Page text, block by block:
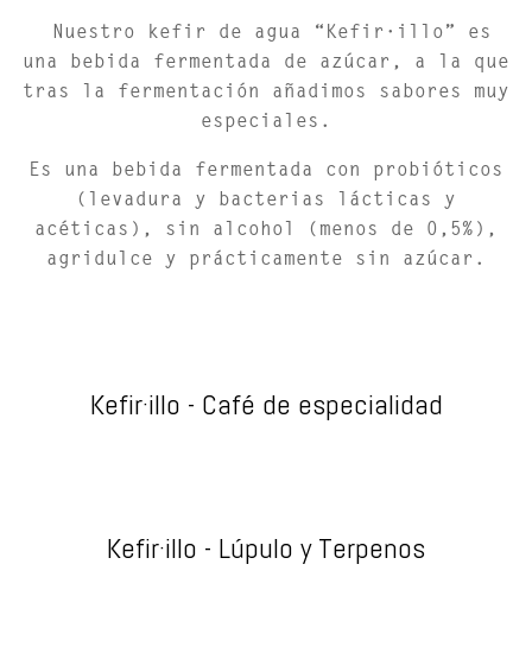
Nuestro kefir de agua “Kefir·illo”
es
una bebida fermentada de azúcar, a la que
tras la fermentación añadimos sabores muy
especiales.
Es una bebida fermentada con probióticos
(levadura y bacterias lácticas y
acéticas), sin alcohol (menos de 0,5%),
agridulce y prácticamente sin azúcar.
Kefir·illo - Café de especialidad
Kefir·illo - Lúpulo y Terpenos